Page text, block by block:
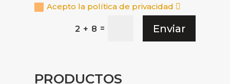
Acepto la política de privacidad
2 + 8 = Enviar
PRODUCTOS